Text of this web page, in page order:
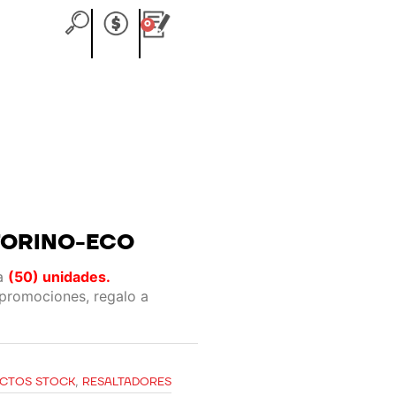
0
Carrito
ECO
(50) unidades.
regalo a
STOCK, RESALTADORES